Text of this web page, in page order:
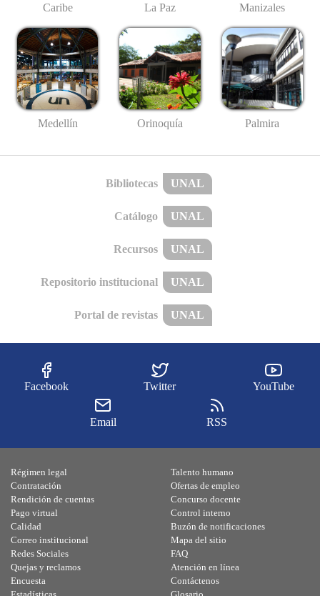
Caribe La Paz Manizales
Medellín Orinoquía Palmira
Bibliotecas UNAL
Catálogo UNAL
Recursos UNAL
Repositorio institucional UNAL
Portal de revistas UNAL
Facebook Twitter YouTube
Email RSS
Régimen legal
Contratación
Rendición de cuentas
Pago virtual
Calidad
Talento humano
Ofertas de empleo
Concurso docente
Control interno
Buzón de notificaciones
Correo institucional
Redes Sociales
Quejas y reclamos
Encuesta
Mapa del sitio
FAQ
Atención en línea
Contáctenos